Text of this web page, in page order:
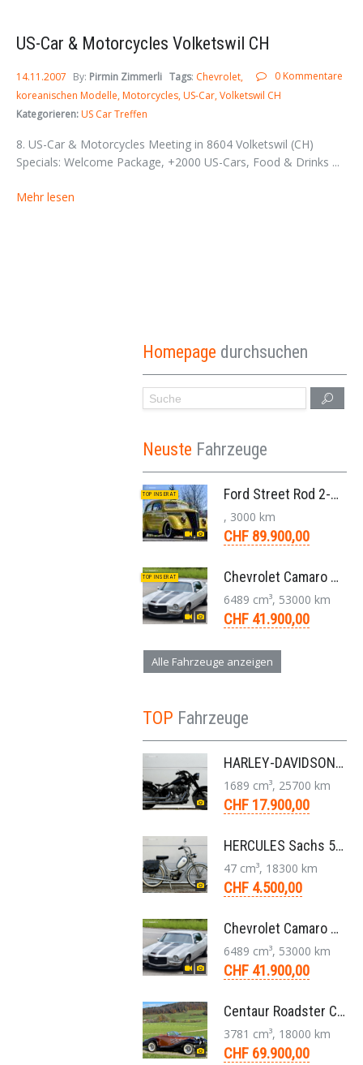
US-Car & Motorcycles Volketswil CH
0 Kommentare
14.11.2007 By: Pirmin Zimmerli Tags: Chevrolet
koreanischen Modelle Motorcycles US-Car Volketswil CH
Kategorieren:US Car Treffen
8. US-Car & Motorcycles Meeting in 8604 Volketswil (CH)
Specials: Welcome Package, +2000 US-Cars, Food & Drinks ...
Mehr lesen
Homepage durchsuchen
Neuste Fahrzeuge
TOP INSERAT Ford Street Rod 2-Door V8 Aut. 1937
, 3000 km
CHF 89.900,00
TOP INSERAT Chevrolet Camaro SS 396 LS3 Coupe Aut. 1971
6489 cm³, 53000 km
CHF 41.900,00
Alle Fahrzeuge anzeigen
TOP Fahrzeuge
HARLEY-DAVIDSON FLS Softail Slim ABS Chopper 6-Gang 2013
1689 cm³, 25700 km
CHF 17.900,00
HERCULES Sachs 50/2 Mofa 2-Gang Handschaltung Veteran
47 cm³, 18300 km
CHF 4.500,00
Chevrolet Camaro SS 396 LS3 Coupe Aut. 1971
6489 cm³, 53000 km
CHF 41.900,00
Centaur Roadster Convertible 3,8 V6 Aut. 1981
3781 cm³, 18000 km
CHF 69.900,00